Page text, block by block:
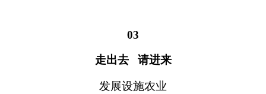
03
走出去 请进来
发展设施农业